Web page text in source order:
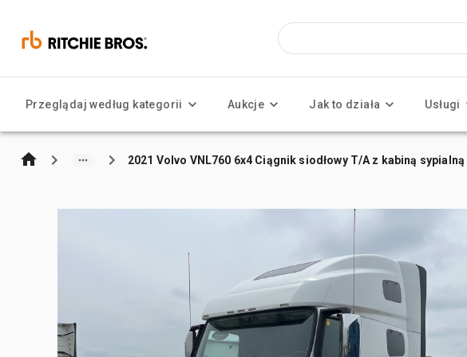
Przeglądaj według kategorii Aukcje Jak to działa Usługi
2021 Volvo VNL760 6x4 Ciągnik siodłowy T/A z kabiną sypialną